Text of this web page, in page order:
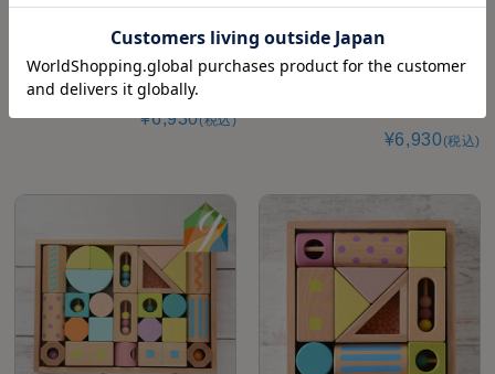
森の音楽会｜GENI(エドインター)【知
育玩具】
¥6,930(税込)
Twinkle Symphony ティンクルシンフォ
¥6,930(税込)